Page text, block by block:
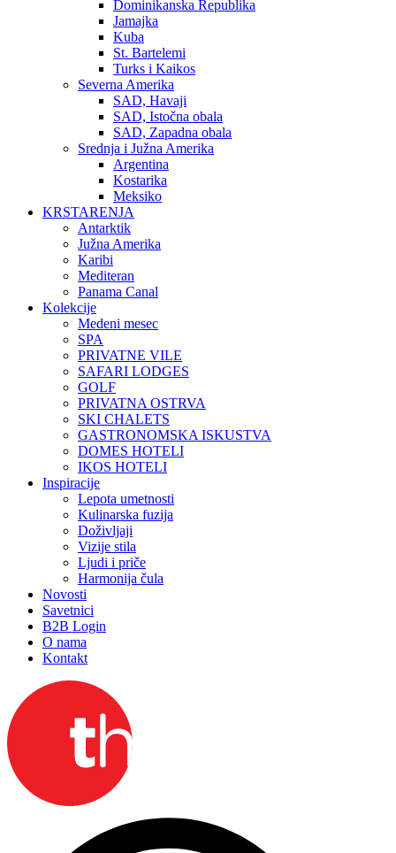
Dominikanska Republika
Jamajka
Kuba
St. Bartelemi
Turks i Kaikos
Severna Amerika
SAD, Havaji
SAD, Istočna obala
SAD, Zapadna obala
Srednja i Južna Amerika
Argentina
Kostarika
Meksiko
KRSTARENJA
Antarktik
Južna Amerika
Karibi
Mediteran
Panama Canal
Kolekcije
Medeni mesec
SPA
PRIVATNE VILE
SAFARI LODGES
GOLF
PRIVATNA OSTRVA
SKI CHALETS
GASTRONOMSKA ISKUSTVA
DOMES HOTELI
IKOS HOTELI
Inspiracije
Lepota umetnosti
Kulinarska fuzija
Doživljaji
Vizije stila
Ljudi i priče
Harmonija čula
Novosti
Savetnici
B2B Login
O nama
Kontakt